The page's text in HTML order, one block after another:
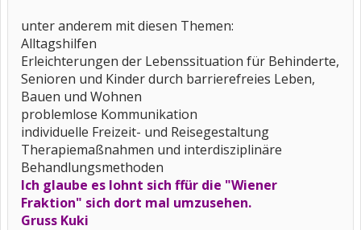
unter anderem mit diesen Themen:
Alltagshilfen
Erleichterungen der Lebenssituation für Behinderte,
Senioren und Kinder durch barrierefreies Leben,
Bauen und Wohnen
problemlose Kommunikation
individuelle Freizeit- und Reisegestaltung
Therapiemaßnahmen und interdisziplinäre
Behandlungsmethoden
Ich glaube es lohnt sich ffür die "Wiener
Fraktion" sich dort mal umzusehen.
Gruss Kuki